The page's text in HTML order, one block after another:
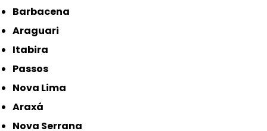
Barbacena
Araguari
Itabira
Passos
Nova Lima
Araxá
Nova Serrana